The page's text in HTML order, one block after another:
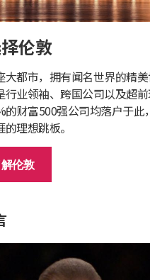
伦敦
大都市，拥有闻名世界的精
行业领袖、跨国公司以及超
的财富500强公司均落户于此
理想跳板。
伦敦